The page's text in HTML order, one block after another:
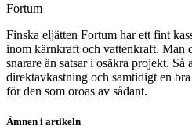
Fortum
Finska eljätten Fortum har ett fint
inom kärnkraft och vattenkraft. Man
snarare än satsar i osäkra projekt. Så
direktavkastning och samtidigt en
för den som oroas av sådant.
Ämnen i artikeln